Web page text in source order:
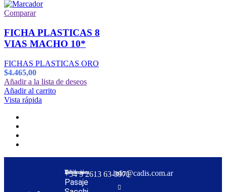
Comparar
FICHA PLASTICAS 8
VIAS MACHO 10*
FICHAS PLASTICAS ORO
$4.465,00
Añadir a la lista de deseos
Añadir al carrito
Vista rápida
Dirección:
Pasaje
Teléfono:
‪+54 9 2613 63‑3971‬info@cadis.com.ar